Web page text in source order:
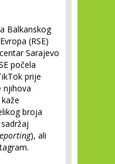
Balkanskog
(RSE)
Sarajevo
počela
prije
njihova
broja
), ali